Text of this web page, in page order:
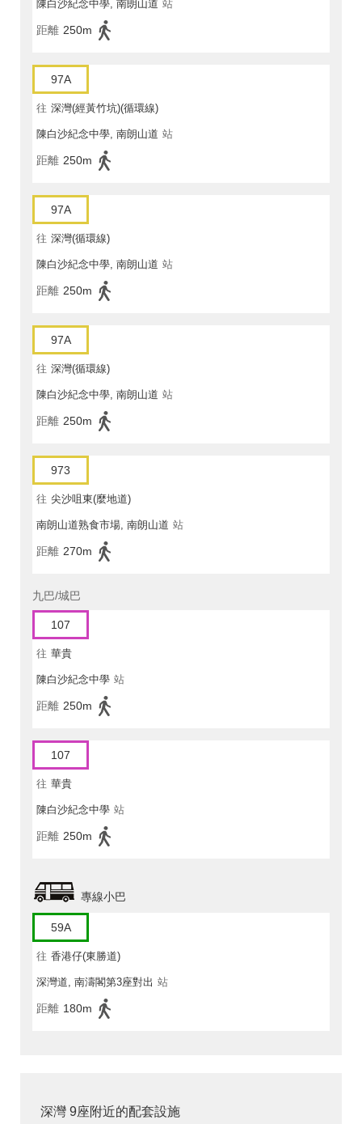
陳白沙紀念中學, 南朗山道 站
距離 250m
97A
往 深灣(經黃竹坑)(循環線)
陳白沙紀念中學, 南朗山道 站
距離 250m
97A
往 深灣(循環線)
陳白沙紀念中學, 南朗山道 站
距離 250m
97A
往 深灣(循環線)
陳白沙紀念中學, 南朗山道 站
距離 250m
973
往 尖沙咀東(麼地道)
南朗山道熟食市場, 南朗山道 站
距離 270m
九巴/城巴
107
往 華貴
陳白沙紀念中學 站
距離 250m
107
往 華貴
陳白沙紀念中學 站
距離 250m
專線小巴
59A
往 香港仔(東勝道)
深灣道, 南濤閣第3座對出 站
距離 180m
深灣 9座附近的配套設施